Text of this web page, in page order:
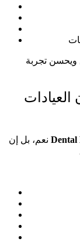
ويحسن تجربة
Dental